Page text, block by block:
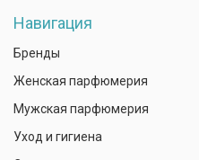
Навигация
Бренды
Женская парфюмерия
Мужская парфюмерия
Уход и гигиена